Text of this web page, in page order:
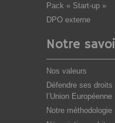
Pack « Start-up »
DPO externe
Notre
Nos valeurs
Défendre ses droits
l’Union Européenne
Notre méthodologie